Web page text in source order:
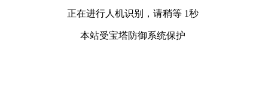
正在进行人机识别，请稍等 1秒
本站受宝塔防御系统保护